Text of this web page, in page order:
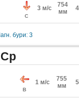
С
3 м/с
754
мм
бури: 3
Ср
В
1 м/с
755
мм